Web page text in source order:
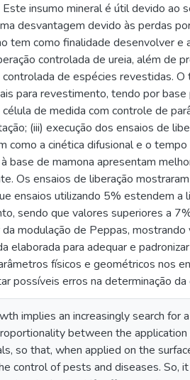
Este insumo mineral é útil devido
desvantagem devido às perdas
tem como finalidade desenvolver
controlada de ureia, além de
de espécies revestidas.
para revestimento, tendo por
de medida com controle de
(iii) execução dos ensaios de
como a cinética difusional e o
base de mamona apresentam
Os ensaios de liberação
ensaios utilizando 5% estendem
sendo que valores superiores a
modulação de Peppas,
elaborada para adequar e
físicos e geométricos nos
possíveis erros na determinação da
implies an increasingly search for
between the
so that, when applied on the
control of pests and diseases. So,